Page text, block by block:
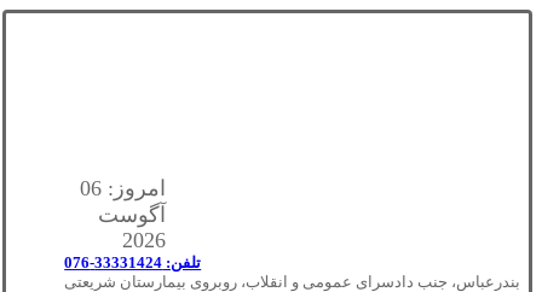
امروز: 06
آگوست
2026
تلفن: 33331424-076
بندرعباس، جنب دادسرای عمومی و انقلاب، روبروی بیمارستان شریعتی